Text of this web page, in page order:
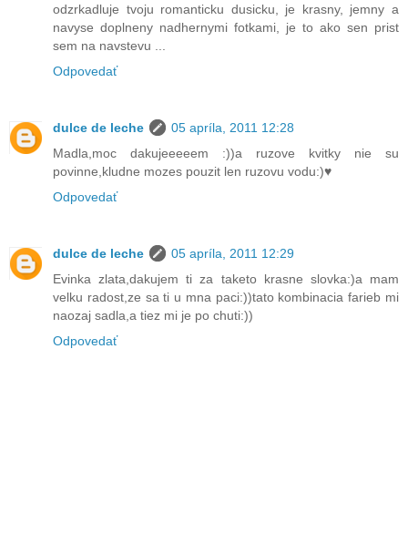
odzrkadluje tvoju romanticku dusicku, je krasny, jemny a
navyse doplneny nadhernymi fotkami, je to ako sen prist
sem na navstevu ...
Odpovedať
dulce de leche
05 apríla, 2011 12:28
Madla,moc dakujeeeeem :))a ruzove kvitky nie su
povinne,kludne mozes pouzit len ruzovu vodu:)♥
Odpovedať
dulce de leche
05 apríla, 2011 12:29
Evinka zlata,dakujem ti za taketo krasne slovka:)a mam
velku radost,ze sa ti u mna paci:))tato kombinacia farieb mi
naozaj sadla,a tiez mi je po chuti:))
Odpovedať